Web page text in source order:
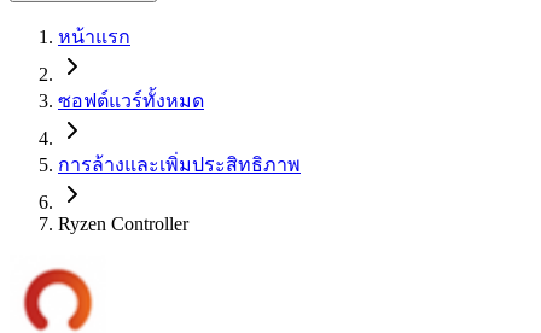
หน้าแรก
ซอฟต์แวร์ทั้งหมด
การล้างและเพิ่มประสิทธิภาพ
Ryzen Controller